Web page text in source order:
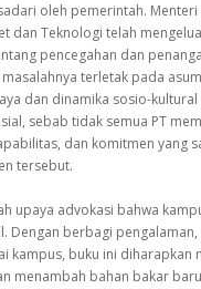
oleh pemerintah. Menteri
dan Teknologi telah
pencegahan dan
terletak pada
dan dinamika sosio-kultural
sebab tidak semua PT
dan komitmen yang
tersebut.
upaya advokasi bahwa
Dengan berbagi
kampus, buku ini diharapkan
menambah bahan bakar